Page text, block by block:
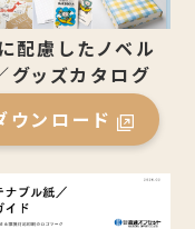
配慮したノベル
グッズカタログ
ウンロード